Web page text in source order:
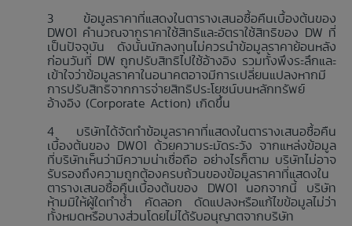
ข้อมูลราคาที่แสดงในตารางเสนอซื้อคืนเบื้องต้นของ
DW01 คำนวณจากราคาใช้สิทธิและอัตราใช้สิทธิของ DW ที่
เป็นปัจจุบัน ดังนั้นนักลงทุนไม่ควรนำข้อมูลราคาย้อนหลัง
ก่อนวันที่ DW ถูกปรับสิทธิไปใช้อ้างอิง รวมทั้งพึงระลึกและ
เข้าใจว่าข้อมูลราคาในอนาคตอาจมีการเปลี่ยนแปลงหากมี
การปรับสิทธิจากการจ่ายสิทธิประโยชน์บนหลักทรัพย์
อ้างอิง (Corporate Action) เกิดขึ้น
บริษัทได้จัดทำข้อมูลราคาที่แสดงในตารางเสนอซื้อคืน
เบื้องต้นของ DW01 ด้วยความระมัดระวัง จากแหล่งข้อมูล
ที่บริษัทเห็นว่ามีความน่าเชื่อถือ อย่างไรก็ตาม บริษัทไม่อาจ
รับรองถึงความถูกต้องครบถ้วนของข้อมูลราคาที่แสดงใน
ตารางเสนอซื้อคืนเบื้องต้นของ DW01 นอกจากนี้ บริษัท
ห้ามมิให้ผู้ใดทำซ้ำ คัดลอก ดัดแปลงหรือแก้ไขข้อมูลไม่ว่า
ทั้งหมดหรือบางส่วนโดยไม่ได้รับอนุญาตจากบริษัท